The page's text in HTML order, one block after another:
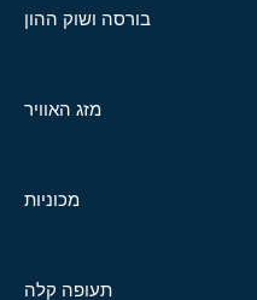
בורסה ושוק ההון
מזג האוויר
מכוניות
תעופה קלה